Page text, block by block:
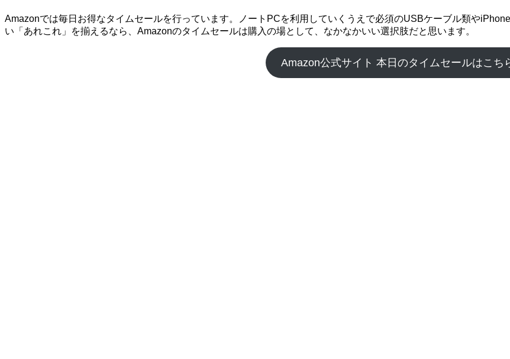
Amazonでは毎日お得なタイムセールを行っています。ノートPCを利用していくうえで必須のUSBケーブル類や
い「あれこれ」を揃えるなら、Amazonのタイムセールは購入の場として、なかなかいい選択肢だと思います。
Amazon公式サイト 本日のタイムセールはこち